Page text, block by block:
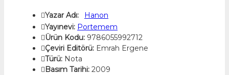
Yazar Adı:
Hanon
Yayınevi: Portemem
Ürün Kodu: 9786055992712
Çeviri Editörü: Emrah Ergene
Türü: Nota
Basım Tarihi: 2009